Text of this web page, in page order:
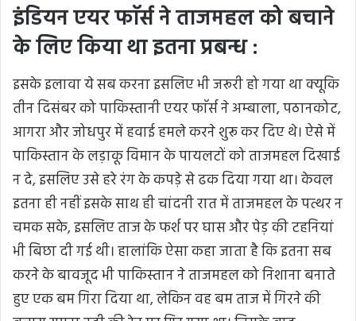
इंडियन एयर फाॅर्स ने ताजमहल को बचाने
के लिए किया था इतना प्रबन्ध :
इसके इलावा ये सब करना इसलिए भी जरूरी हो गया था क्यूकि
तीन दिसंबर को पाकिस्तानी एयर फाॅर्स ने अम्बाला, पठानकोट,
आगरा और जोधपुर में हवाई हमले करने शुरू कर दिए थे। ऐसे में
पाकिस्तान के लड़ाकू विमान के पायलटों को ताजमहल दिखाई
न दे, इसलिए उसे हरे रंग के कपड़े से ढक दिया गया था। केवल
इतना ही नहीं इसके साथ ही चांदनी रात में ताजमहल के पत्थर न
चमक सके, इसलिए ताज के फर्श पर घास और पेड़ की टहनियां
भी बिछा दी गई थी। हालांकि ऐसा कहा जाता है कि इतना सब
करने के बावजूद भी पाकिस्तान ने ताजमहल को निशाना बनाते
हुए एक बम गिरा दिया था, लेकिन वह बम ताज में गिरने की